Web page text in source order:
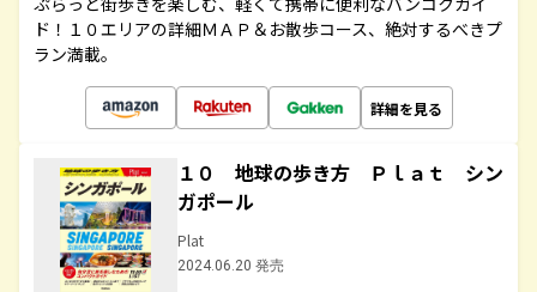
ド！１０エリアの詳細ＭＡＰ＆お散歩コース、絶対するべきプ
ラン満載。
詳細を見る
１０ 地球の歩き方 Ｐｌａｔ シン
ガポール
Plat
2024.06.20 発売